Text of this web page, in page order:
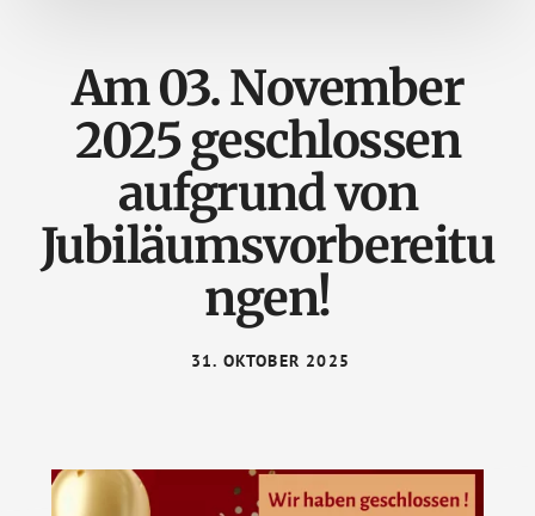
Am 03. November
2025 geschlossen
aufgrund von
Jubiläumsvorbereitu
ngen!
31. OKTOBER 2025